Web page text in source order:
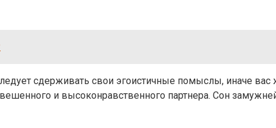
сдерживать свои эгоистичные помыслы, иначе
и высоконравственного партнера. Сон